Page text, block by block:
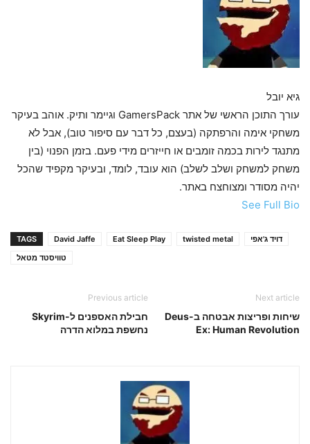
גיא יובל
עורך התוכן הראשי של אתר GamersPack וגיימר ותיק. אוהב בעיקר
משחקי אימה והרפתקה (בעצם, כל דבר עם סיפור טוב), אבל לא
מתנגד לירות בכמה זומבים או חייזרים מידי פעם. בזמן הפנוי (בין
משחק למשחק ושלב לשלב) הוא עובד, לומד, ובעיקר מקפיד שהכל
יהיה מסודר ומצוחצח באתר.
See Full Bio
TAGS David Jaffe Eat Sleep Play twisted metal
דויד ג'אפי
טוויסטד מטאל
Previous article
חבילת האספנים ל-Skyrim
נחשפת במלוא הדרה
Next article
שיחות ופריצות אבטחה ב-Deus
Ex: Human Revolution